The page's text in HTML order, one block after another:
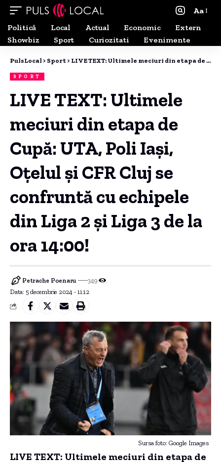
Aa
Politică
Local Actual Economic
Extern
Showbiz
Sport Curiozitati Evenimente
PulsLocal > Sport > LIVE TEXT: Ultimele meciuri din etapa de Cupă: UTA, Poli Iași, Oțelul și CFR Cluj se confruntă cu echipele din Liga 2 și Liga 3 de la ora 14:00!
SPORT
LIVE TEXT: Ultimele
meciuri din etapa de
Cupă: UTA, Poli Iași,
Oțelul și CFR Cluj se
confruntă cu echipele
din Liga 2 și Liga 3 de la
ora 14:00!
Data: 5 decembrie 2024 - 11:12
Petrache Poenaru 349
Sursa foto: Google Images
LIVE TEXT: Ultimele meciuri din etapa de